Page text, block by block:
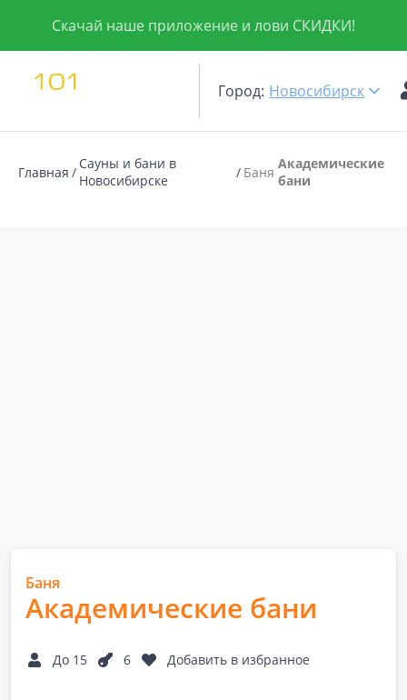
Скачай наше приложение и лови СКИДКИ!
Город: Новосибирск
Главная
Сауны и бани в
Новосибирске
Баня Академические
бани
Баня
Академические бани
До 15 6 Добавить в избранное